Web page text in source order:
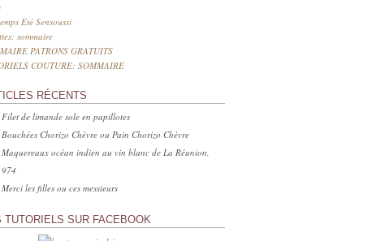
Eté Sensoussi
sommaire
PATRONS GRATUITS
COUTURE: SOMMAIRE
RÉCENTS
Filet de limande sole en papillotes
Bouchées Chorizo Chèvre ou Pain Chorizo Chèvre
Maquereaux océan indien au vin blanc de La Réunion,
974
Merci les filles ou ces messieurs
TUTORIELS SUR FACEBOOK